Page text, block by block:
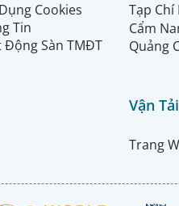
Cookies
Tin
Động Sàn TMĐT
Tạp
Cẩm
Quảng
Vận
Trang